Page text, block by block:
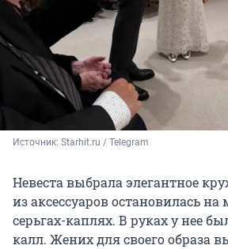
Источник: Starhit.ru / Telegram
Невеста выбрала элегантное
из аксессуаров остановилась
серьгах-каплях. В руках у нее
калл. Жених для своего образа